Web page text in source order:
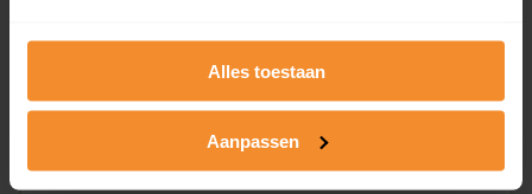
Alles toestaan
Aanpassen
Eénpersoons
40%